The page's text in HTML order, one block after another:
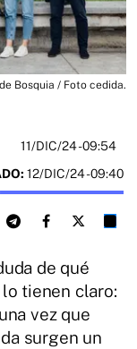
Bosquia / Foto cedida.
11/DIC/24- 09:54
12/DIC/24 - 09:40
de qué
tienen claro:
vez que
surgen un